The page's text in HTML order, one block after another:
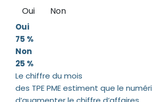
Oui Non
Oui
75 %
Non
25 %
Le chiffre du mois
des TPE PME estiment que le